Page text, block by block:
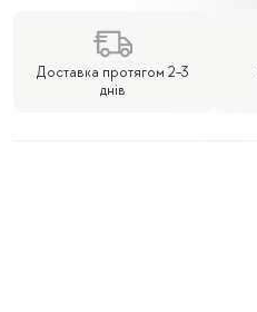
блакитною
ниткою
кількість
Доставка протягом 2-3
днів